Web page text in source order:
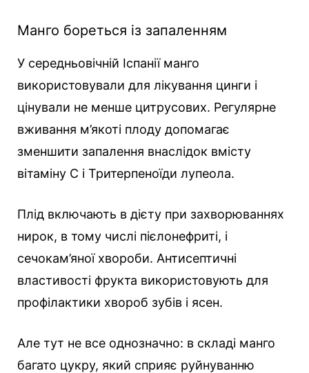
Манго бореться із запаленням
У середньовічній Іспанії манго
використовували для лікування цинги і
цінували не менше цитрусових. Регулярне
вживання м’якоті плоду допомагає
зменшити запалення внаслідок вмісту
вітаміну С і Тритерпеноїди лупеола.
Плід включають в дієту при захворюваннях
нирок, в тому числі пієлонефриті, і
сечокам’яної хвороби. Антисептичні
властивості фрукта використовують для
профілактики хвороб зубів і ясен.
Але тут не все однозначно: в складі манго
багато цукру, який сприяє руйнуванню